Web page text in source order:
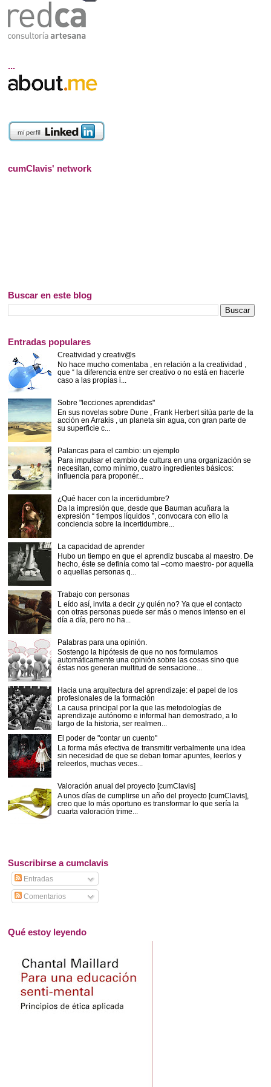
...
cumClavis' network
Buscar en este blog
Entradas populares
Creatividad y creativ@s
No hace mucho comentaba , en relación a la creatividad ,
que “ la diferencia entre ser creativo o no está en hacerle
caso a las propias i...
Sobre "lecciones aprendidas"
En sus novelas sobre Dune , Frank Herbert sitúa parte de la
acción en Arrakis , un planeta sin agua, con gran parte de
su superficie c...
Palancas para el cambio: un ejemplo
Para impulsar el cambio de cultura en una organización se
necesitan, como mínimo, cuatro ingredientes básicos:
influencia para proponér...
¿Qué hacer con la incertidumbre?
Da la impresión que, desde que Bauman acuñara la
expresión “ tiempos líquidos ”, convocara con ello la
conciencia sobre la incertidumbre...
La capacidad de aprender
Hubo un tiempo en que el aprendiz buscaba al maestro. De
hecho, éste se definía como tal –como maestro- por aquella
o aquellas personas q...
Trabajo con personas
L eído así, invita a decir ¿y quién no? Ya que el contacto
con otras personas puede ser más o menos intenso en el
día a día, pero no ha...
Palabras para una opinión.
Sostengo la hipótesis de que no nos formulamos
automáticamente una opinión sobre las cosas sino que
éstas nos generan multitud de sensacione...
Hacia una arquitectura del aprendizaje: el papel de los
profesionales de la formación
La causa principal por la que las metodologías de
aprendizaje autónomo e informal han demostrado, a lo
largo de la historia, ser realmen...
El poder de "contar un cuento"
La forma más efectiva de transmitir verbalmente una idea
sin necesidad de que se deban tomar apuntes, leerlos y
releerlos, muchas veces...
Valoración anual del proyecto [cumClavis]
A unos días de cumplirse un año del proyecto [cumClavis],
creo que lo más oportuno es transformar lo que sería la
cuarta valoración trime...
Suscribirse a cumclavis
Entradas
Comentarios
Qué estoy leyendo